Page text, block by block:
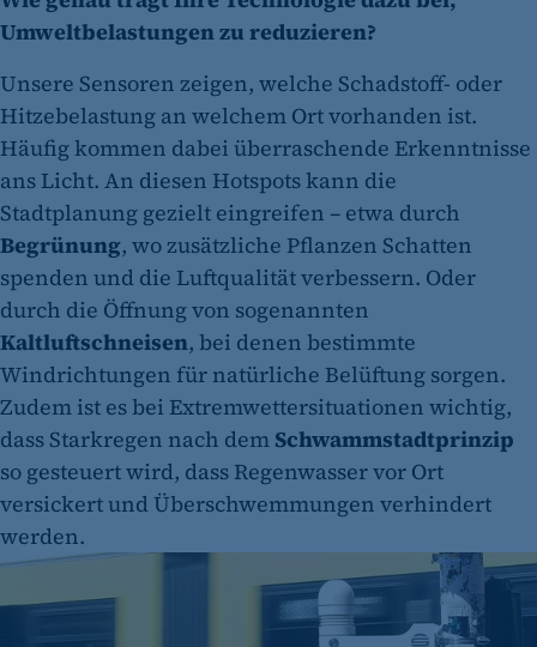
Umweltbelastungen zu reduzieren?
Unsere Sensoren zeigen, welche Schadstoff- oder
Hitzebelastung an welchem Ort vorhanden ist.
Häufig kommen dabei überraschende Erkenntnisse
ans Licht. An diesen Hotspots kann die
Stadtplanung gezielt eingreifen – etwa durch
Begrünung, wo zusätzliche Pflanzen Schatten
spenden und die Luftqualität verbessern. Oder
durch die Öffnung von sogenannten
Kaltluftschneisen, bei denen bestimmte
Windrichtungen für natürliche Belüftung sorgen.
Zudem ist es bei Extremwettersituationen wichtig,
dass Starkregen nach dem Schwammstadtprinzip
so gesteuert wird, dass Regenwasser vor Ort
versickert und Überschwemmungen verhindert
werden.